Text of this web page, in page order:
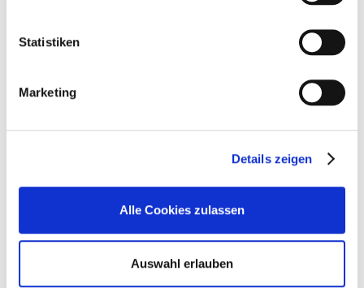
Statistiken
Marketing
Details zeigen
Alle Cookies zulassen
Auswahl erlauben
+49
36626
699
oder